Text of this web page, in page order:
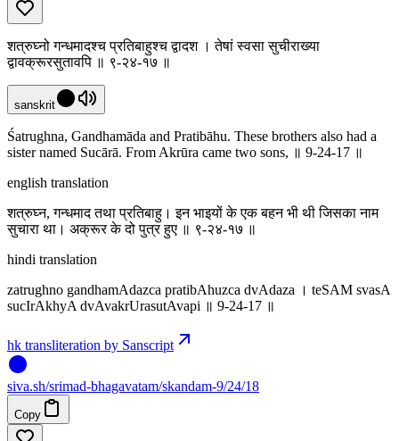
शत्रुघ्नो गन्धमादश्च प्रतिबाहुश्च द्वादश । तेषां स्वसा सुचीराख्या
द्वावक्रूरसुतावपि ॥ ९-२४-१७ ॥
sanskrit
Śatrughna, Gandhamāda and Pratibāhu. These brothers also had a
sister named Sucārā. From Akrūra came two sons, ॥ 9-24-17 ॥
english translation
शत्रुघ्न, गन्धमाद तथा प्रतिबाहु। इन भाइयों के एक बहन भी थी जिसका नाम
सुचारा था। अक्रूर के दो पुत्र हुए ॥ ९-२४-१७ ॥
hindi translation
zatrughno gandhamAdazca pratibAhuzca dvAdaza । teSAM svasA
sucIrAkhyA dvAvakrUrasutAvapi ॥ 9-24-17 ॥
hk transliteration by Sanscript
siva.sh/srimad-bhagavatam/skandam-9/24/18
Copy